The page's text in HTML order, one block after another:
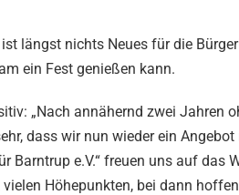
längst nichts Neues für die
ein Fest genießen kann.
„Nach annähernd zwei Jahren
dass wir nun wieder ein
Barntrup e.V.“ freuen uns auf
Höhepunkten, bei dann